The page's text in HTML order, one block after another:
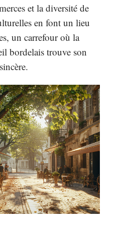
et la diversité de
en font un lieu
un carrefour où la
bordelais trouve son